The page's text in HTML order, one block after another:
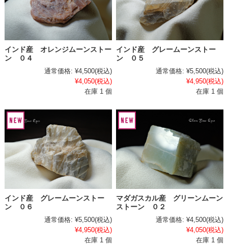
インド産 オレンジムーンストー
ン ０４
通常価格: ¥4,500(税込)
¥4,050(税込)
在庫 1 個
インド産 グレームーンストー
ン ０５
通常価格: ¥5,500(税込)
¥4,950(税込)
在庫 1 個
インド産 グレームーンストー
ン ０６
通常価格: ¥5,500(税込)
¥4,950(税込)
在庫 1 個
マダガスカル産 グリーンムーン
ストーン ０２
通常価格: ¥4,500(税込)
¥4,050(税込)
在庫 1 個